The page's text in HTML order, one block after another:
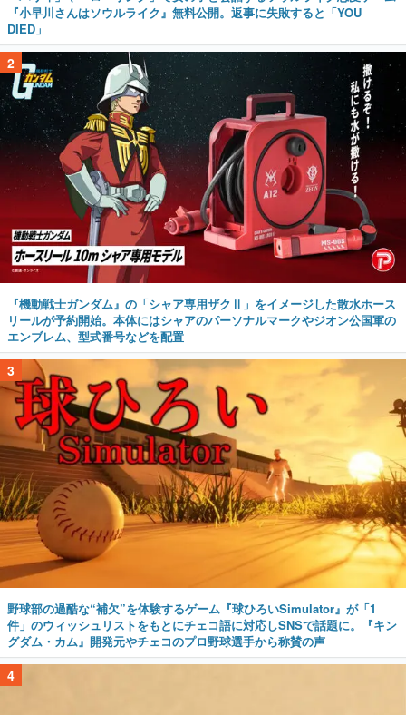
『小早川さんはソウルライク』無料公開。返事に失敗すると「YOU
DIED」
2
『機動戦士ガンダム』の「シャア専用ザクⅡ」をイメージした散水ホース
リールが予約開始。本体にはシャアのパーソナルマークやジオン公国軍の
エンブレム、型式番号などを配置
3
野球部の過酷な“補欠”を体験するゲーム『球ひろいSimulator』が「1
件」のウィッシュリストをもとにチェコ語に対応しSNSで話題に。『キン
グダム・カム』開発元やチェコのプロ野球選手から称賛の声
4